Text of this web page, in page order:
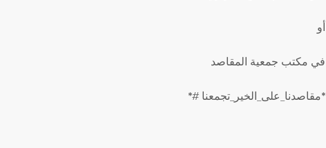
أو
في مكتب جمعية المقاصد
*# مقاصدنا_على_الخير_تجمعنا*